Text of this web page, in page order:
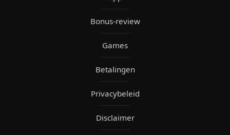
Bonus-review
Games
Betalingen
Privacybeleid
Disclaimer